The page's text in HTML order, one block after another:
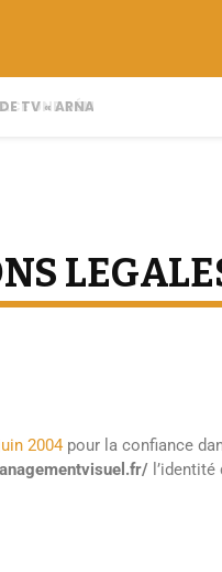
UNE DÉMARCHE DE
TV « ARNAQUE MOI SI TU...
2004 pour la confiance